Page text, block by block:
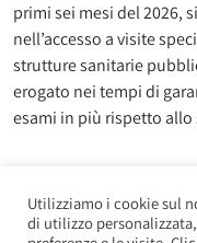
primi sei mesi del 2026,
nell’accesso a visite
strutture sanitarie
erogato nei tempi di
esami in più rispetto allo
Utilizziamo i cookie sul
di utilizzo